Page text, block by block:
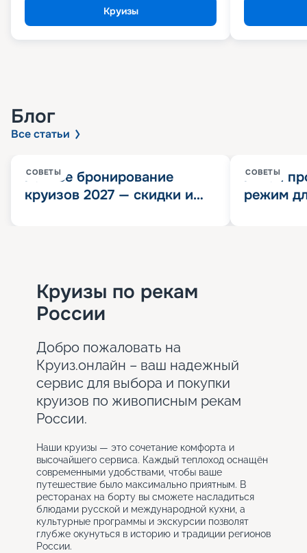
Круизы
Блог
Все статьи
СОВЕТЫ
Раннее бронирование
круизов 2027 — скидки и
СОВЕТЫ
Китай
режим
Круизы по рекам
России
Добро пожаловать на
Круиз.онлайн – ваш надежный
сервис для выбора и покупки
круизов по живописным рекам
России.
Наши круизы — это сочетание комфорта и
высочайшего сервиса. Каждый теплоход оснащён
современными удобствами, чтобы ваше
путешествие было максимально приятным. В
ресторанах на борту вы сможете насладиться
блюдами русской и международной кухни, а
культурные программы и экскурсии позволят
глубже окунуться в историю и традиции регионов
России.